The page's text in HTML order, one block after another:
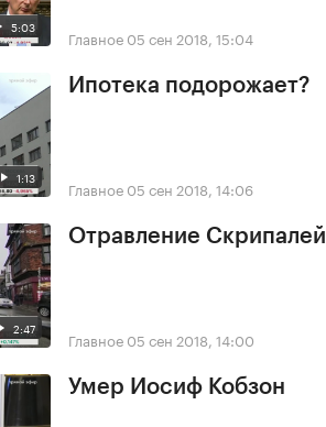
5:03 Главное 05 сен 2018, 15:04
1:13
Ипотека подорожает?
Главное 05 сен 2018, 14:06
2:47
Отравление Скрипалей
Главное 05 сен 2018, 14:00
Умер Иосиф Кобзон